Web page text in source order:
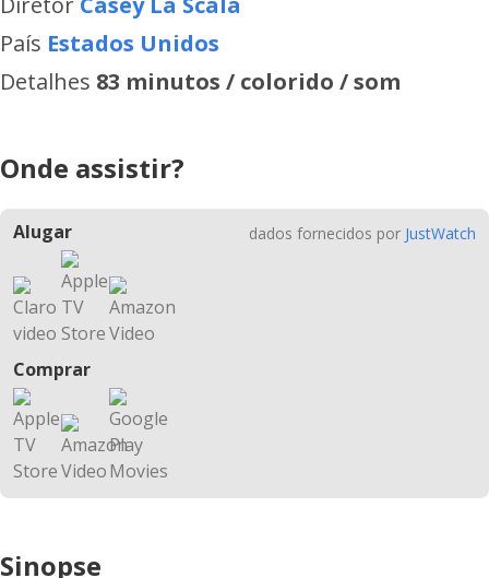
País Estados Unidos
Detalhes 83 minutos / colorido / som
Onde assistir?
Alugar
Comprar
dados fornecidos por JustWatch
Sinopse